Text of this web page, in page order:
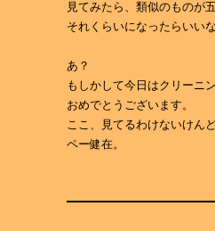
見てみたら、類似のものが
それくらいになったらいい
あ？
もしかして今日はクリーニ
おめでとうございます。
ここ、見てるわけないけん
ペー健在。